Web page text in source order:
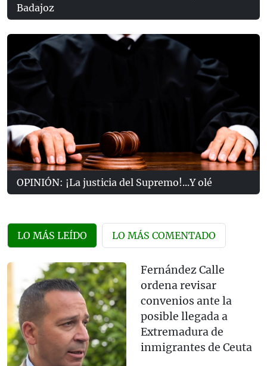
Badajoz
OPINIÓN: ¡La justicia del Supremo!...Y olé
LO MÁS LEÍDO LO MÁS COMENTADO
Fernández Calle
ordena revisar
convenios ante la
posible llegada a
Extremadura de
inmigrantes de Ceuta